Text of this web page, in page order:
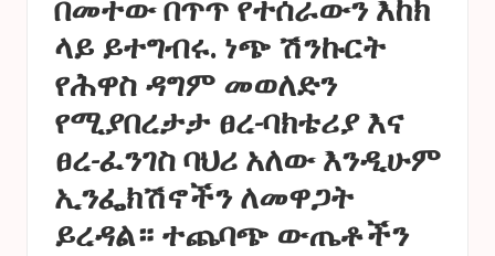
በመተው በጥጥ የተሰራውን እከክ
ላይ ይተግብሩ. ነጭ ሽንኩርት
የሕዋስ ዳግም መወለድን
የሚያበረታታ ፀረ-ባክቴሪያ እና
ፀረ-ፈንገስ ባህሪ አለው እንዲሁም
ኢንፌክሽኖችን ለመዋጋት
ይረዳል። ተጨባጭ ውጤቶችን